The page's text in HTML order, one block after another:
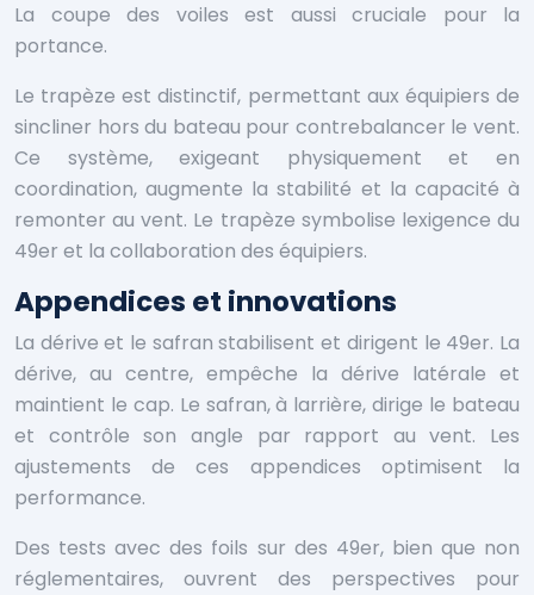
La coupe des voiles est aussi cruciale pour la
portance.
Le trapèze est distinctif, permettant aux équipiers de
sincliner hors du bateau pour contrebalancer le vent.
Ce système, exigeant physiquement et en
coordination, augmente la stabilité et la capacité à
remonter au vent. Le trapèze symbolise lexigence du
49er et la collaboration des équipiers.
Appendices et innovations
La dérive et le safran stabilisent et dirigent le 49er. La
dérive, au centre, empêche la dérive latérale et
maintient le cap. Le safran, à larrière, dirige le bateau
et contrôle son angle par rapport au vent. Les
ajustements de ces appendices optimisent la
performance.
Des tests avec des foils sur des 49er, bien que non
réglementaires, ouvrent des perspectives pour